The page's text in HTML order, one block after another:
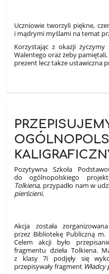
Uczniowie tworzyli piękne,
i mądrymi myślami na temat
Korzystając z okazji życzymy
Walentego oraz żeby
prezent lecz także ustawiczna
Pozytywna Szkoła
do ogólnopolskiego
Tolkiena, przypadło nam w
pierścieni.
Akcja została
przez Bibliotekę Publiczną
Celem akcji było
fragmentu dzieła Tolkiena.
z klasy 7i podjęły się
przepisywały fragment